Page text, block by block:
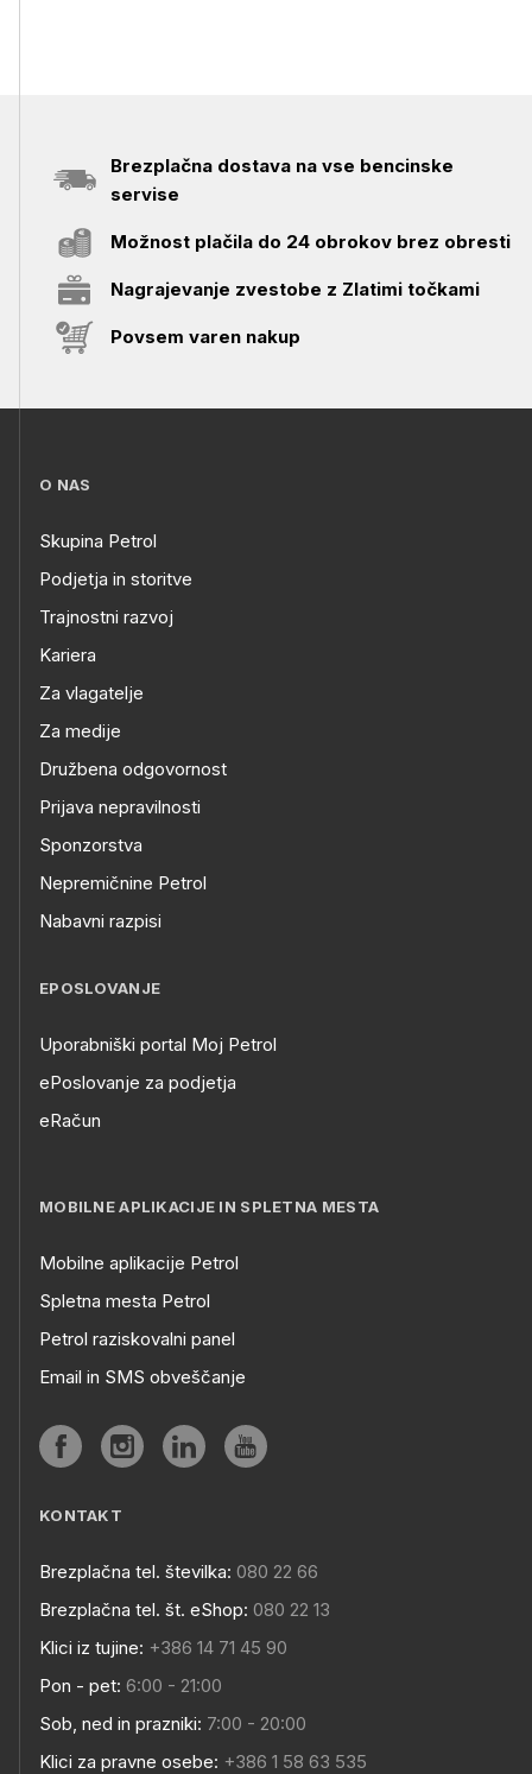
Brezplačna dostava na vse bencinske
servise
Možnost plačila do 24 obrokov brez obresti
Nagrajevanje zvestobe z Zlatimi točkami
Povsem varen nakup
O NAS
Skupina Petrol
Podjetja in storitve
Trajnostni razvoj
Kariera
Za vlagatelje
Za medije
Družbena odgovornost
Prijava nepravilnosti
Sponzorstva
Nepremičnine Petrol
Nabavni razpisi
EPOSLOVANJE
Uporabniški portal Moj Petrol
ePoslovanje za podjetja
eRačun
MOBILNE APLIKACIJE IN SPLETNA MESTA
Mobilne aplikacije Petrol
Spletna mesta Petrol
Petrol raziskovalni panel
Email in SMS obveščanje
KONTAKT
Brezplačna tel. številka: 080 22 66
Brezplačna tel. št. eShop: 080 22 13
Klici iz tujine: +386 14 71 45 90
Pon - pet: 6:00 - 21:00
Sob, ned in prazniki: 7:00 - 20:00
Klici za pravne osebe: +386 1 58 63 535